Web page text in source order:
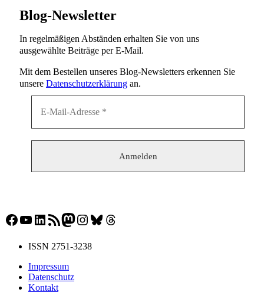
Blog-Newsletter
In regelmäßigen Abständen erhalten Sie von uns
ausgewählte Beiträge per E-Mail.
Mit dem Bestellen unseres Blog-Newsletters erkennen Sie
unsere Datenschutzerklärung an.
Facebook
YouTube
LinkedIn
RSS-FeedMastodon
Instagram
Bluesky
Threads
ISSN 2751-3238
Impressum
Datenschutz
Kontakt